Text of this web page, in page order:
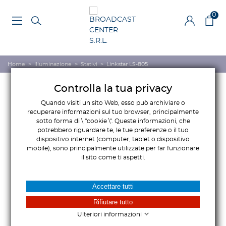
0
Home > Illuminazione > Stativi > Linkstar LS-805
Controlla la tua privacy
Quando visiti un sito Web, esso può archiviare o
recuperare informazioni sul tuo browser, principalmente
sotto forma di \ "cookie \". Queste informazioni, che
potrebbero riguardare te, le tue preferenze o il tuo
dispositivo internet (computer, tablet o dispositivo
mobile), sono principalmente utilizzate per far funzionare
il sito come ti aspetti.
Ulteriori informazioni
Accettare tutti
Rifiutare tutto